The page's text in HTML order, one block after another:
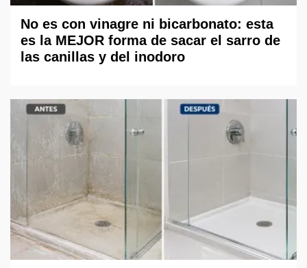
No es con vinagre ni bicarbonato: esta
es la MEJOR forma de sacar el sarro de
las canillas y del inodoro